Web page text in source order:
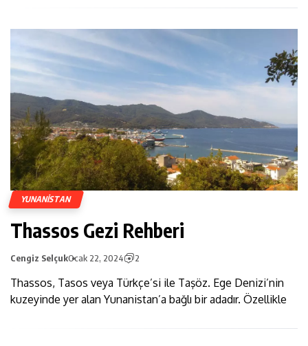
YUNANISTAN
Thassos Gezi Rehberi
Cengiz SelçukOcak 22, 2024 2
Thassos, Tasos veya Türkçe’si ile Taşöz. Ege Denizi’nin
kuzeyinde yer alan Yunanistan’a bağlı bir adadır. Özellikle